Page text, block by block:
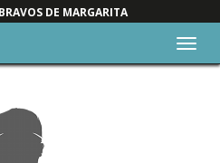
DE MARGARITA